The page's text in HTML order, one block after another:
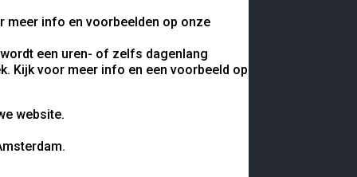
meer info en voorbeelden op onze
een uren- of zelfs dagenlang
Kijk voor meer info en een voorbeeld op